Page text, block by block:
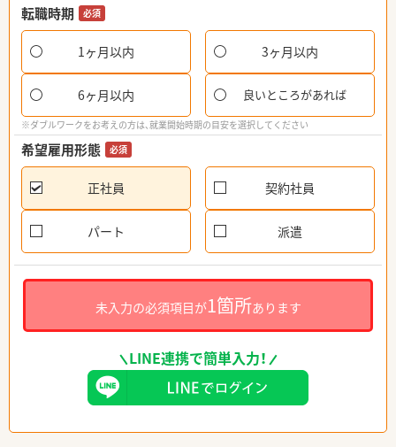
転職時期 必須
1ヶ月以内 3ヶ月以内
6ヶ月以内 良いところがあれば
※ダブルワークをお考えの方は、就業開始時期の目安を選択してください
希望雇用形態 必須
正社員 契約社員
パート 派遣
未入力の必須項目が1箇所あります
LINE連携で簡単入力！